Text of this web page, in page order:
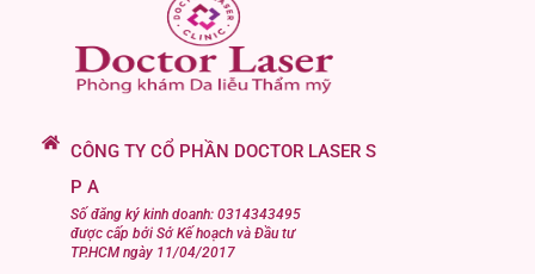
CÔNG TY CỔ PHẦN DOCTOR LASER S
P A
Số đăng ký kinh doanh: 0314343495
được cấp bởi Sở Kế hoạch và Đầu tư
TP.HCM ngày 11/04/2017